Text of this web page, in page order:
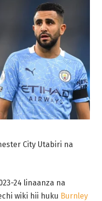
City Utabiri na
24 linaanza na
wiki hii huku Burnley